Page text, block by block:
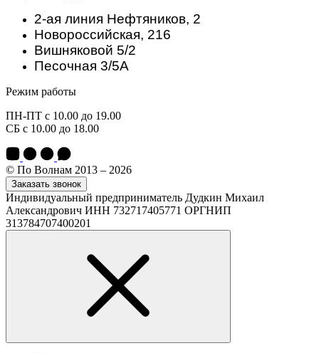
2-ая линия Нефтяников, 2
Новороссийская, 216
Вишняковой 5/2
Песочная 3/5А
Режим работы
ПН-ПТ с 10.00 до 19.00
СБ с 10.00 до 18.00
© По Волнам 2013 – 2026
Заказать звонок
Индивидуальный предприниматель Дудкин Михаил
Александрович ИНН 732717405771 ОРГНИП
313784707400201